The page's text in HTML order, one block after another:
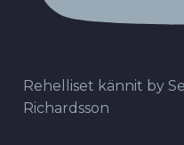
Rehelliset kännit by
Richardsson